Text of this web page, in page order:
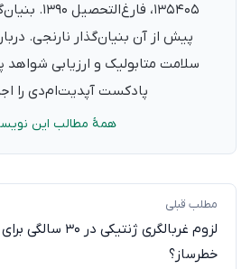
۱۳۵۴۰۵،
پیش از آن بنیان‌گذار نارنجی.
سلامت متابولیک و ارزیابی
پادکست آپدیت‌ام‌دی را
همهٔ مطالب این
مطلب قبلی
لزوم غربالگری
خطرساز؟